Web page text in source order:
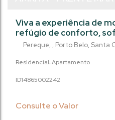
Residencial Apartamento
Consulte o Valor
2242
1486500
Pereque , Porto Belo, Santa
Viva a experiência de
refúgio de conforto,
com a natureza. Este empreendimento
design inteligente e
endereços mais
fundos integrados á